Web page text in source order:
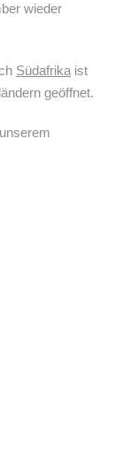
wieder
Südafrika ist
geöffnet.